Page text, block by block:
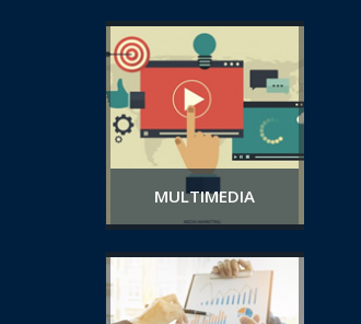
MULTIMEDIA